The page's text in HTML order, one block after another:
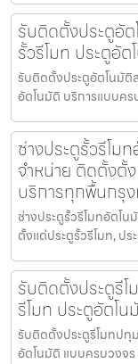
รับติดตั้งประตูอั
รั้วรีโมท ประตูอั
รับติดตั้งประตูอัตโนมัติ
อัตโนมัติ บริการแบบค
ช่างประตูรั้วรีโม
จำหน่าย ติดตั้งตั้
บริการทุกพื้นกรุ
ช่างประตูรั้วรีโมทอัตโ
ตั้งแต่ประตูรั้วรีโมท, ป
รับติดตั้งประตูรี
รีโมท ประตูอัตโ
รับติดตั้งประตูรีโมทปทุ
อัตโนมัติ แบบครบวงจร